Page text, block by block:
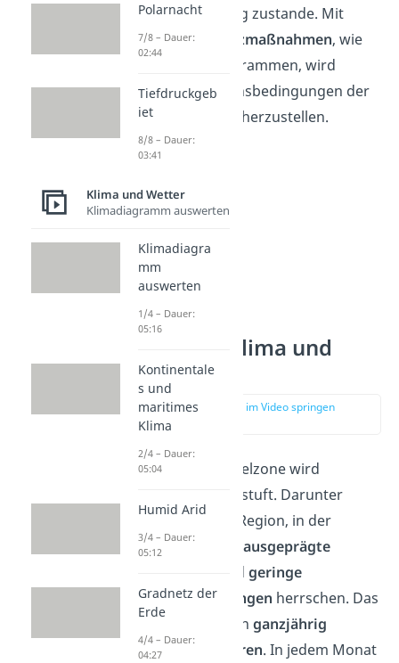
und Bodennutzung zustande. Mit
weltweiten Schutzmaßnahmen, wie
Aufforstungsprogrammen, wird
versucht die Lebensbedingungen der
Menschen wieder herzustellen.
Sahelzone Klima und
Vegetation
zur Stelle im Video springen
DasKlima
der Sahelzone wird
eingestuft. Darunter
verstehst du eine Region, in der
vorwiegend
ausgeprägte
undgeringe
Niederschlagsmengen herrschen. Das
erkennst du an denganzjährig
hohenTemperaturen. In jedem Monat
Polarnacht
7/8 – Dauer:
02:44
Tiefdruckgeb
iet
8/8 – Dauer:
03:41
Klima und Wetter
Klimadiagramm auswerten
Klimadiagra
mm
auswerten
1/4 – Dauer:
05:16
Kontinentale
s und
maritimes
Klima
2/4 – Dauer:
05:04
Humid Arid
3/4 – Dauer:
05:12
Gradnetz der
Erde
4/4 – Dauer:
04:27